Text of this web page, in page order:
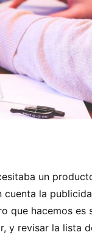
un
la
que hacemos es
y revisar la lista